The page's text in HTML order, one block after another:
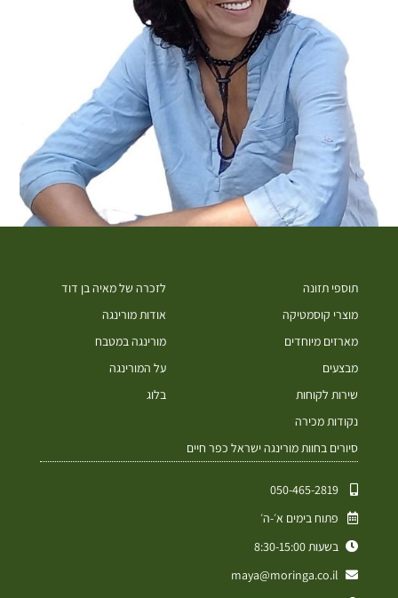
תוספי תזונה
מוצרי קוסמטיקה
מארזים מיוחדים
מבצעים
שירות לקוחות
נקודות מכירה
סיורים בחוות מורינגה ישראל כפר חיים
לזכרה של מאיה בן דוד
אודות מורינגה
מורינגה במטבח
על המורינגה
בלוג
050-465-2819⁩
פתוח בימים א׳-ה׳
בשעות 8:30-15:00
maya@moringa.co.il